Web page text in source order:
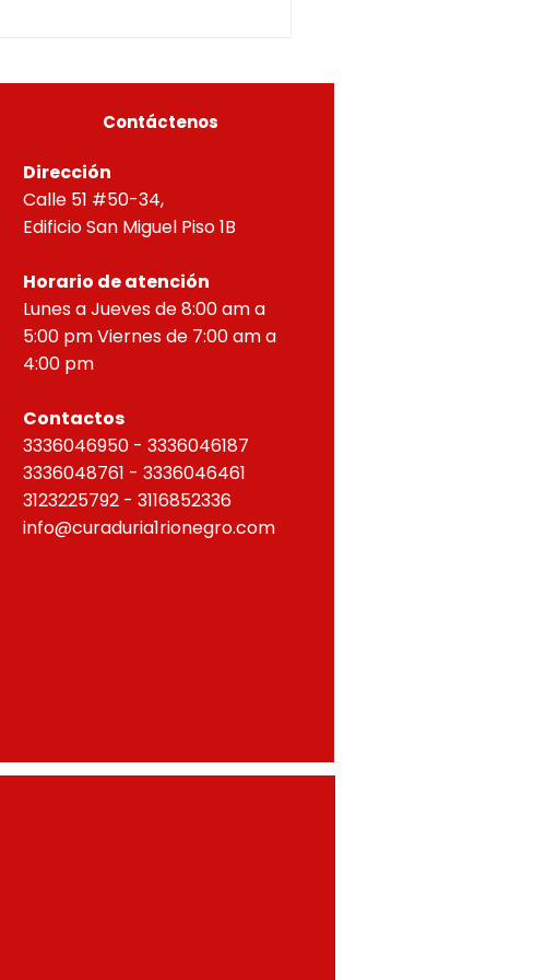
HORIZONTAL, correspondien
Contáctenos
Dirección
Calle 51 #50-34,
Edificio San Miguel Piso 1B
Horario de atención
Lunes a Jueves de 8:00 am a
5:00 pm Viernes de 7:00 am a
4:00 pm
Contactos
3336046950 - 3336046187
3336048761 - 3336046461
3123225792 - 3116852336
info@curaduria1rionegro.com